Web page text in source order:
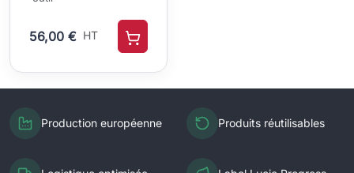
56,00 € HT
Production européenne Produits réutilisables